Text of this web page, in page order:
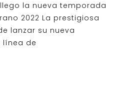
la nueva temporada
2022 La prestigiosa
lanzar su nueva
línea de